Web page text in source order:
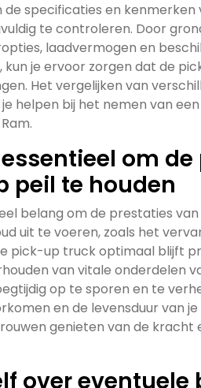
specificaties en kenmerken
te controleren. Door
laadvermogen en
je ervoor zorgen dat de
Het vergelijken van
helpen bij het nemen van
om
peil te houden
belang om de prestaties
uit te voeren, zoals het
pick-up truck optimaal blijft
van vitale onderdelen
op te sporen en te
en de levensduur van
genieten van de kracht
over eventuele